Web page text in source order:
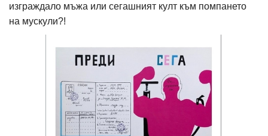
изграждало мъжа или сегашният култ към помпането
на мускули?!